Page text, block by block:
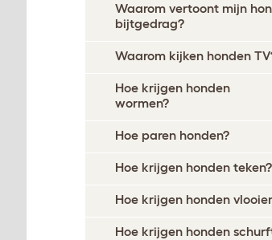
Waarom vertoont mijn
bijtgedrag?
Waarom kijken honden
Hoe krijgen honden
wormen?
Hoe paren honden?
Hoe krijgen honden teken?
Hoe krijgen honden
Hoe krijgen honden